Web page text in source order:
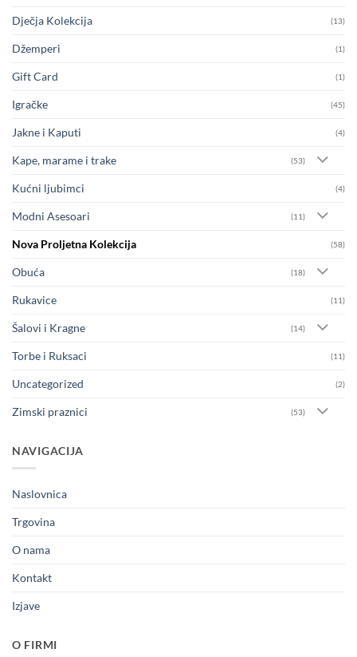
Dječja Kolekcija (13)
Džemperi (1)
Gift Card (1)
Igračke (45)
Jakne i Kaputi (4)
Kape, marame i trake (53)
Kućni ljubimci (4)
Modni Asesoari (11)
Nova Proljetna Kolekcija (58)
Obuća (18)
Rukavice (11)
Šalovi i Kragne (14)
Torbe i Ruksaci (11)
Uncategorized (2)
Zimski praznici (53)
NAVIGACIJA
Naslovnica
Trgovina
O nama
Kontakt
Izjave
O FIRMI